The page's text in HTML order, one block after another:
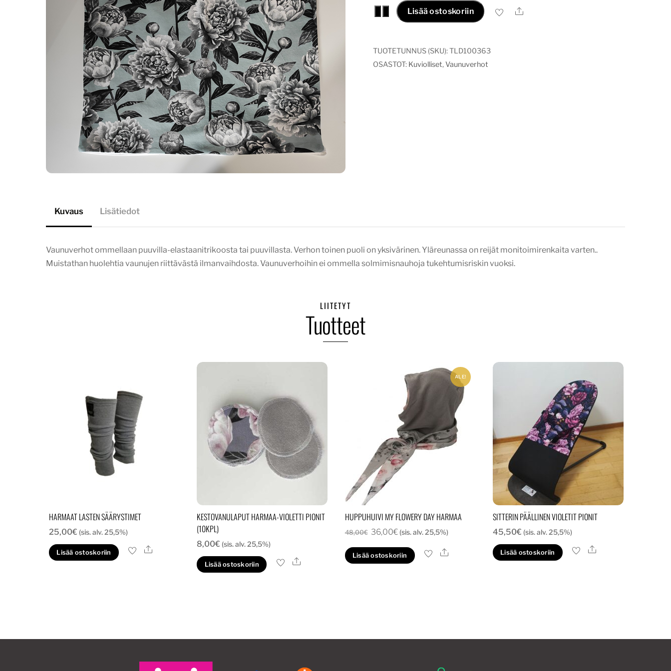
Vaunuverho
pionit
määrä
Lisää ostoskoriin Ale
TUOTETUNNUS (SKU):TLD100363
OSASTOT: Kuviolliset,Vaunuverhot
Kuvaus Lisätiedot
Vaunuverhot ommellaan puuvilla-elastaanitrikoosta tai puuvillasta. Verhon toinen puoli on yksivärinen. Yläreunassa on reijät monitoimirenkaita varten..
Muistathan huolehtia vaunujen riittävästä ilmanvaihdosta. Vaunuverhoihin ei ommella solmimisnauhoja tukehtumisriskin vuoksi.
LIITETYT
Tuotteet
HARMAAT LASTEN SÄÄRYSTIMET
25,00€ (sis. alv. 25,5%)
Lisää ostoskoriin Ale
KESTOVANULAPUT HARMAA-VIOLETTI PIONIT
(10KPL)
8,00€ (sis. alv. 25,5%)
Lisää ostoskoriin Ale
ALE!
HUPPUHUIVI MY FLOWERY DAY HARMAA
48,00€ Alkuperäinen
hinta
oli:
36,00€Nykyinen
hinta
on:
(sis. alv. 25,5%)
Lisää ostoskoriin Ale
SITTERIN PÄÄLLINEN VIOLETIT PIONIT
45,50€ (sis. alv. 25,5%)
Lisää ostoskoriin Ale